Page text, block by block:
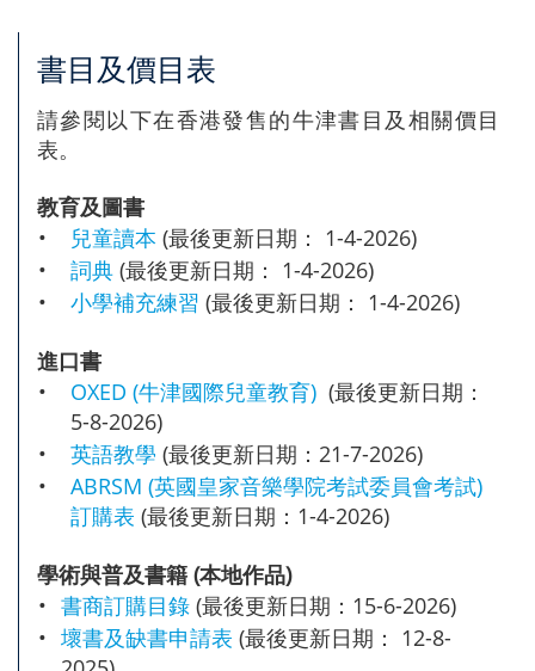
書目及價目表
請參閱以下在香港發售的牛津書目及相關價目
表。
教育及圖書
•
兒童讀本 (最後更新日期： 1-4-2026)
•
詞典 (最後更新日期： 1-4-2026)
•
小學補充練習 (最後更新日期： 1-4-2026)
進口書
•
OXED (牛津國際兒童教育) (最後更新日期：
5-8-2026)
•
英語教學 (最後更新日期：21-7-2026)
•
ABRSM (英國皇家音樂學院考試委員會考試)
訂購表 (最後更新日期：1-4-2026)
學術與普及書籍 (本地作品)
• 書商訂購目錄 (最後更新日期：15-6-2026)
• 壞書及缺書申請表 (最後更新日期： 12-8-